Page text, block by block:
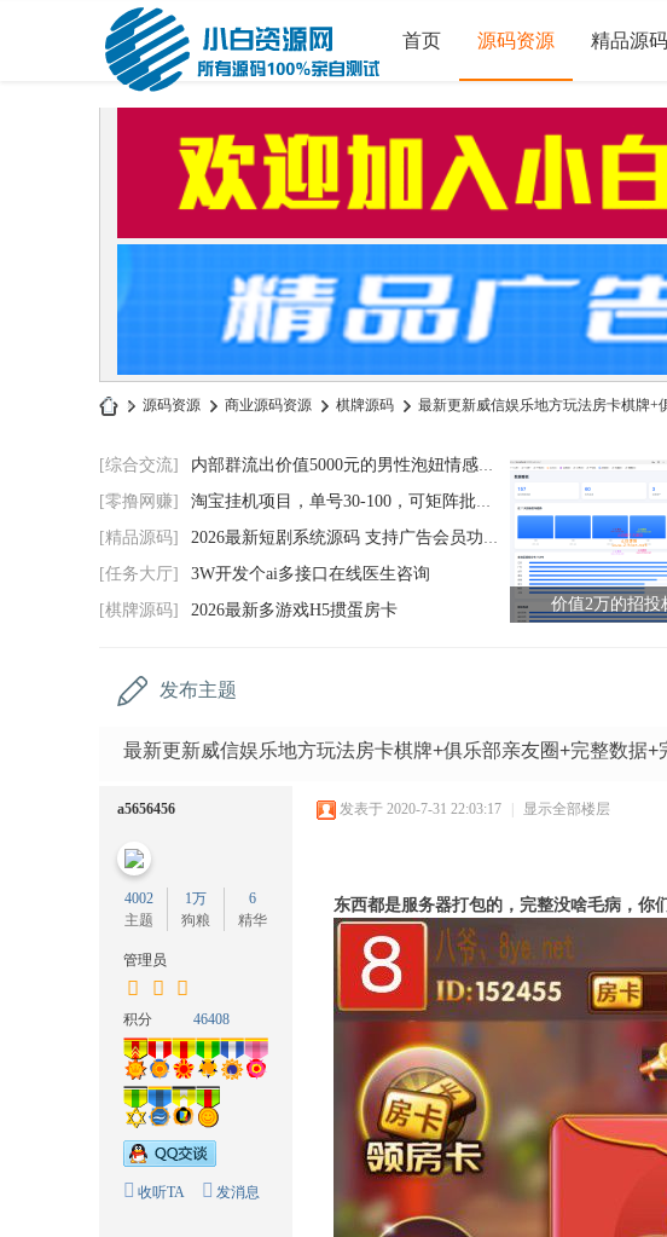
首页 源码资源 精品源码
白
源
码
网
» 源码资源 › 商业源码资源 › 棋牌源码 › 最新更新威信娱乐地方玩法房卡棋牌+
[综合交流]
内部群流出价值5000元的男性泡妞情感电子书
[零撸网赚]
淘宝挂机项目，单号30-100，可矩阵批量操作
[精品源码]
2026最新短剧系统源码 支持广告会员功能齐
[任务大厅]
3W开发个ai多接口在线医生咨询
[棋牌源码]
2026最新多游戏H5掼蛋房卡 价值2万的招投
发布主题
最新更新威信娱乐地方玩法房卡棋牌+俱乐部亲友圈+完整数据+
a5656456
4002
主题
1万
狗粮
6
精华
管理员
积分 46408
收听TA 发消息
发表于 2020-7-31 22:03:17 | 显示全部楼层
东西都是服务器打包的，完整没啥毛病，你